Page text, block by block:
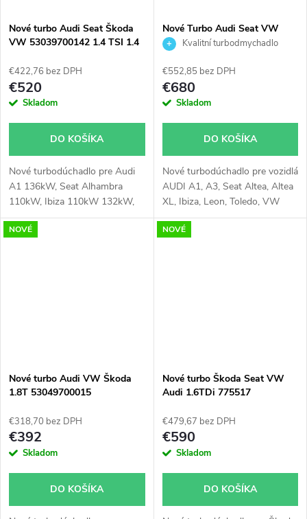
Nové turbo Audi Seat Škoda
VW 53039700142 1.4 TSI 1.4
€422,76 bez DPH
€520
Skladom
DO KOŠÍKA
Nové turbodúchadlo pre Audi
A1 136kW, Seat Alhambra
110kW, Ibiza 110kW 132kW,
Škoda Fabia 132kW, VW
Beetle 118kW, CC 118kW, EOS
Nové Turbo Audi Seat VW
Škoda 1.2TFSI 1.2TSI IHI
Kvalitní turbodmychadlo
€552,85 bez DPH
€680
Skladom
DO KOŠÍKA
Nové turbodúchadlo pre vozidlá
AUDI A1, A3, Seat Altea, Altea
XL, Ibiza, Leon, Toledo, VW
Beetle, Caddy, Golf, Jetta, Polo,
Touran, Škoda Fabia, Octavia,
NOVÉ
Nové turbo Audi VW Škoda
1.8T 53049700015
€318,70 bez DPH
€392
Skladom
DO KOŠÍKA
NOVÉ
Nové turbo Škoda Seat VW
Audi 1.6TDi 775517
€479,67 bez DPH
€590
Skladom
DO KOŠÍKA